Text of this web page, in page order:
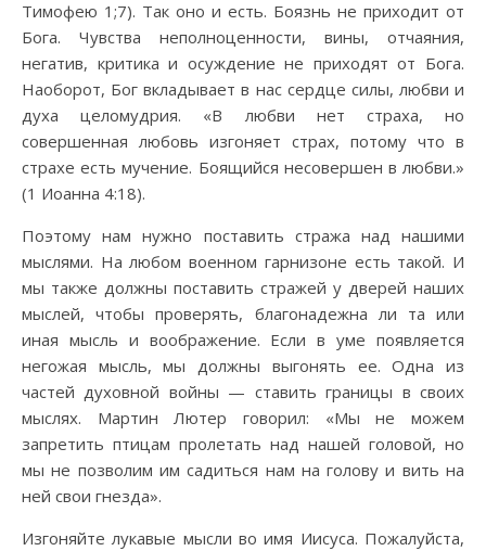
Тимофею 1;7). Так оно и есть. Боязнь не приходит от
Бога. Чувства неполноценности, вины, отчаяния,
негатив, критика и осуждение не приходят от Бога.
Наоборот, Бог вкладывает в нас сердце силы, любви и
духа целомудрия. «В любви нет страха, но
совершенная любовь изгоняет страх, потому что в
страхе есть мучение. Боящийся несовершен в любви.»
(1 Иоанна 4:18).
Поэтому нам нужно поставить стража над нашими
мыслями. На любом военном гарнизоне есть такой. И
мы также должны поставить стражей у дверей наших
мыслей, чтобы проверять, благонадежна ли та или
иная мысль и воображение. Если в уме появляется
негожая мысль, мы должны выгонять ее. Одна из
частей духовной войны — ставить границы в своих
мыслях. Мартин Лютер говорил: «Мы не можем
запретить птицам пролетать над нашей головой, но
мы не позволим им садиться нам на голову и вить на
ней свои гнезда».
Изгоняйте лукавые мысли во имя Иисуса. Пожалуйста,